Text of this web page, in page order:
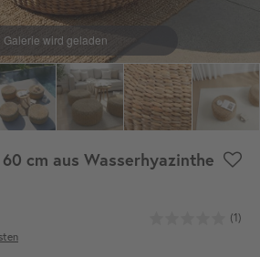
cm aus Wasserhyazinthe
(1)